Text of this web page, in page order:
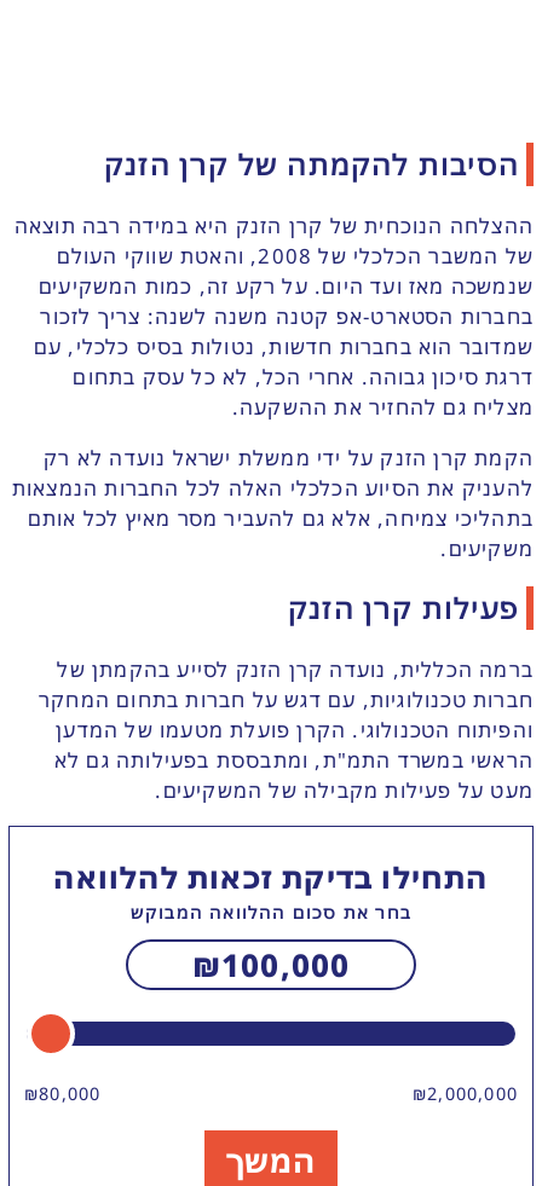
הסיבות להקמתה של קרן הזנק
ההצלחה הנוכחית של קרן הזנק היא במידה רבה תוצאה
של המשבר הכלכלי של 2008, והאטת שווקי העולם
שנמשכה מאז ועד היום. על רקע זה, כמות המשקיעים
בחברות הסטארט-אפ קטנה משנה לשנה: צריך לזכור
שמדובר הוא בחברות חדשות, נטולות בסיס כלכלי, עם
דרגת סיכון גבוהה. אחרי הכל, לא כל עסק בתחום
מצליח גם להחזיר את ההשקעה.
הקמת קרן הזנק על ידי ממשלת ישראל נועדה לא רק
להעניק את הסיוע הכלכלי האלה לכל החברות הנמצאות
בתהליכי צמיחה, אלא גם להעביר מסר מאיץ לכל אותם
משקיעים.
פעילות קרן הזנק
ברמה הכללית, נועדה קרן הזנק לסייע בהקמתן של
חברות טכנולוגיות, עם דגש על חברות בתחום המחקר
והפיתוח הטכנולוגי. הקרן פועלת מטעמו של המדען
הראשי במשרד התמ"ת, ומתבססת בפעילותה גם לא
מעט על פעילות מקבילה של המשקיעים.
התחילו בדיקת זכאות להלוואה
בחר את סכום ההלוואה המבוקש
100,000
₪
80,000
₪ 2,000,000
₪
המשך